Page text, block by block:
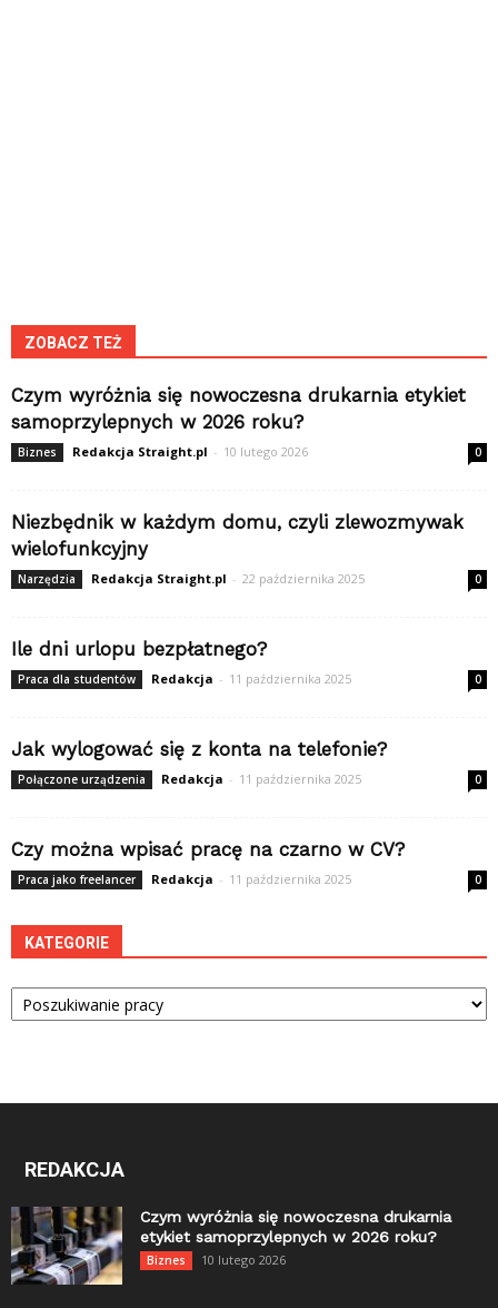
ZOBACZ TEŻ
Czym wyróżnia się nowoczesna drukarnia etykiet
samoprzylepnych w 2026 roku?
Biznes Redakcja Straight.pl - 10 lutego 2026 0
Niezbędnik w każdym domu, czyli zlewozmywak
wielofunkcyjny
Narzędzia Redakcja Straight.pl - 22 października 2025 0
Ile dni urlopu bezpłatnego?
Praca dla studentów Redakcja - 11 października 2025 0
Jak wylogować się z konta na telefonie?
Połączone urządzenia Redakcja - 11 października 2025 0
Czy można wpisać pracę na czarno w CV?
Praca jako freelancer Redakcja - 11 października 2025 0
KATEGORIE
Kategorie
REDAKCJA
Czym wyróżnia się nowoczesna drukarnia
etykiet samoprzylepnych w 2026 roku?
Biznes 10 lutego 2026